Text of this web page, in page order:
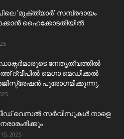
‘മുക്ത്യാർ’ സമ്പ്രദായം
ഹൈക്കോടതിയിൽ
നേതൃത്വത്തിൽ
ദ്വീപിൽ മെഗാ മെഡിക്കൽ
പുരോഗമിക്കുന്നു.
വെസൽ സർവീസുകൾ നാളെ
2025